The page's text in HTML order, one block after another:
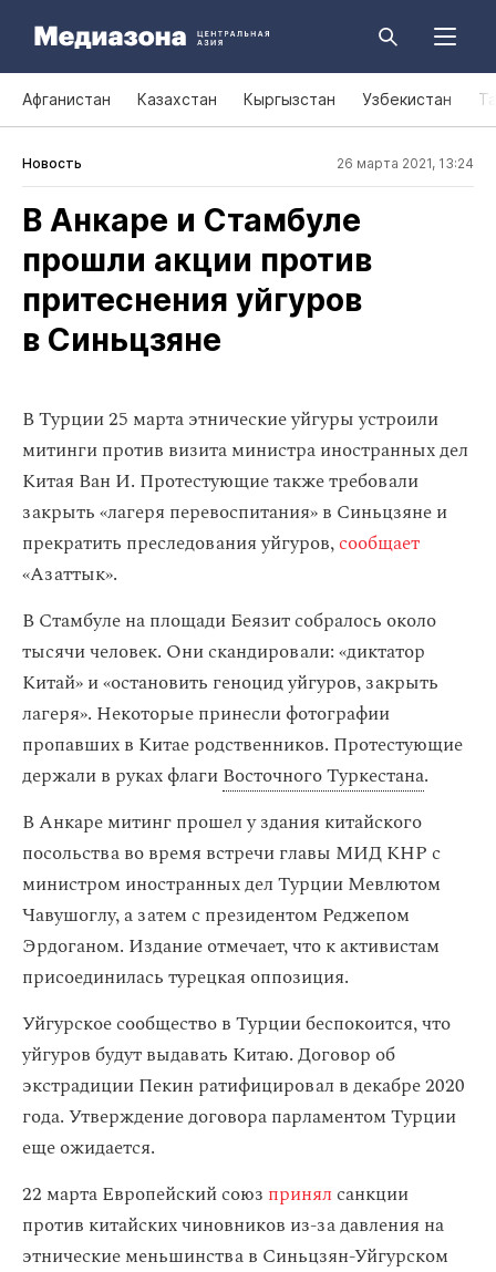
Афганистан Казахстан Кыргызстан Узбекистан
Новость 26 марта 2021, 13:24
В Анкаре и Стамбуле
прошли акции против
притеснения уйгуров
в Синьцзяне
В Турции 25 марта этнические уйгуры устроили
митинги против визита министра иностранных дел
Китая Ван И. Протестующие также требовали
закрыть «лагеря перевоспитания» в Синьцзяне и
прекратить преследования уйгуров,сообщает
«Азаттык».
В Стамбуле на площади Беязит собралось около
тысячи человек. Они скандировали: «диктатор
Китай» и «остановить геноцид уйгуров, закрыть
лагеря». Некоторые принесли фотографии
пропавших в Китае родственников. Протестующие
держали в руках флагиВосточного Туркестана.
В Анкаре митинг прошел у здания китайского
посольства во время встречи главы МИД КНР с
министром иностранных дел Турции Мевлютом
Чавушоглу, а затем с президентом Реджепом
Эрдоганом. Издание отмечает, что к активистам
присоединилась турецкая оппозиция.
Уйгурское сообщество в Турции беспокоится, что
уйгуров будут выдавать Китаю. Договор об
экстрадиции Пекин ратифицировал в декабре 2020
года. Утверждение договора парламентом Турции
еще ожидается.
22 марта Европейский союз принялсанкции
против китайских чиновников из-за давления на
этнические меньшинства в Синьцзян-Уйгурском